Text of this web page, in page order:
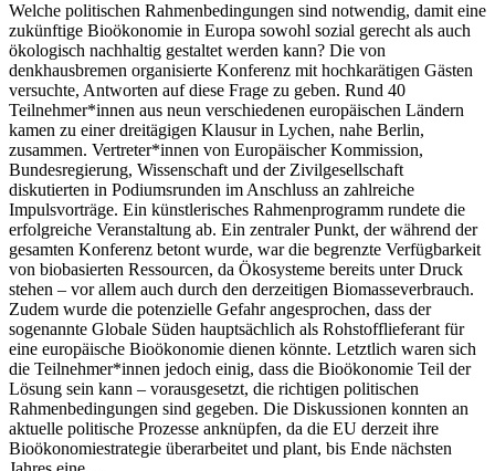
Welche politischen Rahmenbedingungen sind notwendig, damit eine
zukünftige Bioökonomie in Europa sowohl sozial gerecht als auch
ökologisch nachhaltig gestaltet werden kann? Die von
denkhausbremen organisierte Konferenz mit hochkarätigen Gästen
versuchte, Antworten auf diese Frage zu geben. Rund 40
Teilnehmer*innen aus neun verschiedenen europäischen Ländern
kamen zu einer dreitägigen Klausur in Lychen, nahe Berlin,
zusammen. Vertreter*innen von Europäischer Kommission,
Bundesregierung, Wissenschaft und der Zivilgesellschaft
diskutierten in Podiumsrunden im Anschluss an zahlreiche
Impulsvorträge. Ein künstlerisches Rahmenprogramm rundete die
erfolgreiche Veranstaltung ab. Ein zentraler Punkt, der während der
gesamten Konferenz betont wurde, war die begrenzte Verfügbarkeit
von biobasierten Ressourcen, da Ökosysteme bereits unter Druck
stehen – vor allem auch durch den derzeitigen Biomasseverbrauch.
Zudem wurde die potenzielle Gefahr angesprochen, dass der
sogenannte Globale Süden hauptsächlich als Rohstofflieferant für
eine europäische Bioökonomie dienen könnte. Letztlich waren sich
die Teilnehmer*innen jedoch einig, dass die Bioökonomie Teil der
Lösung sein kann – vorausgesetzt, die richtigen politischen
Rahmenbedingungen sind gegeben. Die Diskussionen konnten an
aktuelle politische Prozesse anknüpfen, da die EU derzeit ihre
Bioökonomiestrategie überarbeitet und plant, bis Ende nächsten